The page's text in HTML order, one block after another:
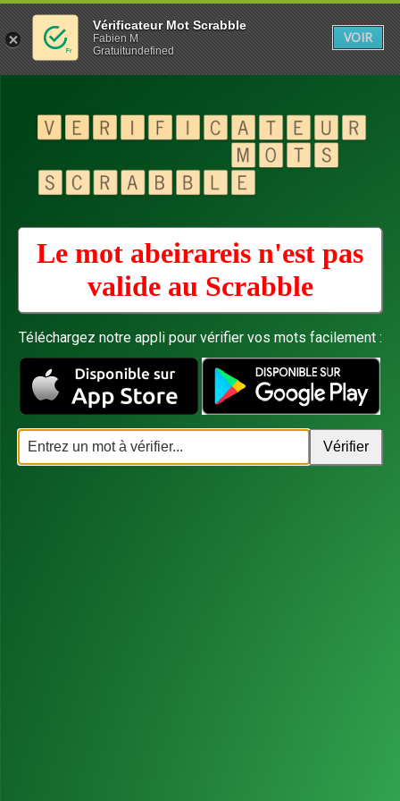
Le mot abeirareis n'est pas
valide au Scrabble
Téléchargez notre appli pour vérifier vos mots facilement :
Vérificateur Mot Scrabble
Fabien M
Gratuitundefined
VOIR